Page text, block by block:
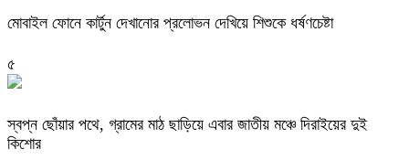
মোবাইল ফোনে কার্টুন দেখানোর প্রলোভন দেখিয়ে শিশুকে ধর্ষণচেষ্টা
৫
স্বপ্ন ছোঁয়ার পথে, গ্রামের মাঠ ছাড়িয়ে এবার জাতীয় মঞ্চে দিরাইয়ের দুই
কিশোর